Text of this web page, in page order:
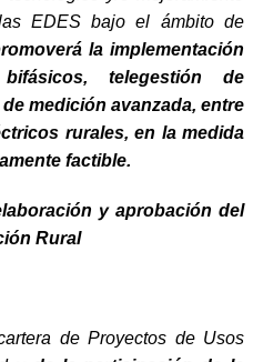
EDES bajo el ámbito de
la implementación
telegestión de
medición avanzada, entre
rurales, en la medida
factible.
y aprobación del
Rural
de Proyectos de Usos